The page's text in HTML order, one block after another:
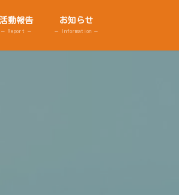
活動報告
– Report –
お知らせ
– Information –